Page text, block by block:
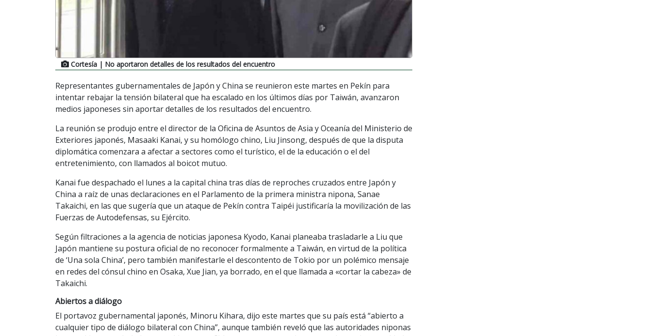
Cortesía | No aportaron detalles de los resultados del encuentro
Representantes gubernamentales de Japón y China se reunieron este martes en Pekín para
intentar rebajar la tensión bilateral que ha escalado en los últimos días por Taiwán, avanzaron
medios japoneses sin aportar detalles de los resultados del encuentro.
La reunión se produjo entre el director de la Oficina de Asuntos de Asia y Oceanía del Ministerio de
Exteriores japonés, Masaaki Kanai, y su homólogo chino, Liu Jinsong, después de que la disputa
diplomática comenzara a afectar a sectores como el turístico, el de la educación o el del
entretenimiento, con llamados al boicot mutuo.
Kanai fue despachado el lunes a la capital china tras días de reproches cruzados entre Japón y
China a raíz de unas declaraciones en el Parlamento de la primera ministra nipona, Sanae
Takaichi, en las que sugería que un ataque de Pekín contra Taipéi justificaría la movilización de las
Fuerzas de Autodefensas, su Ejército.
Según filtraciones a la agencia de noticias japonesa Kyodo, Kanai planeaba trasladarle a Liu que
Japón mantiene su postura oficial de no reconocer formalmente a Taiwán, en virtud de la política
de ‘Una sola China’, pero también manifestarle el descontento de Tokio por un polémico mensaje
en redes del cónsul chino en Osaka, Xue Jian, ya borrado, en el que llamada a «cortar la cabeza» de
Takaichi.
Abiertos a diálogo
El portavoz gubernamental japonés, Minoru Kihara, dijo este martes que su país está “abierto a
cualquier tipo de diálogo bilateral con China”, aunque también reveló que las autoridades niponas